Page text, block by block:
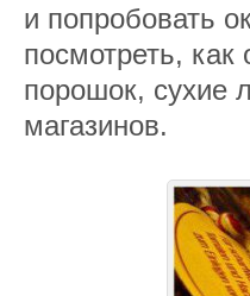
и попробовать
посмотреть,
порошок, сухие
магазинов.